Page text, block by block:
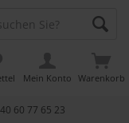
60 77 65 23
Warenkorb
Mein Konto